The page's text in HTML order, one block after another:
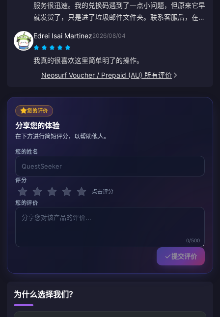
服务很迅速。我的兑换码遇到了一点小问题，但原来它早
就发货了，只是进了垃圾邮件文件夹。联系客服后，在
Edrei Isai Martinez2026/08/04
我真的很喜欢这里简单明了的操作。
Neosurf Voucher / Prepaid (AU) 所有评价
您的评价
分享您的体验
在下方进行简短评分，以帮助他人。
您的姓名
评分
点击评分
您的评价
0/500
提交评价
为什么选择我们？